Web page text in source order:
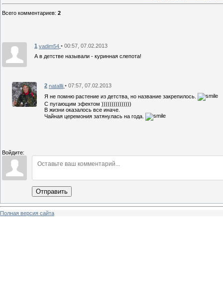
Всего комментариев: 2
1 vadim54 • 00:57, 07.02.2013
А в детстве называли - куринная слепота!
2 natallli • 07:57, 07.02.2013
Я не помню растение из детства, но название закрепилось.
С пугающим эфектом )))))))))))))))
В жизни оказалось все иначе.
Чайная церемония затянулась на года.
Войдите:
Отправить
Полная версия сайта